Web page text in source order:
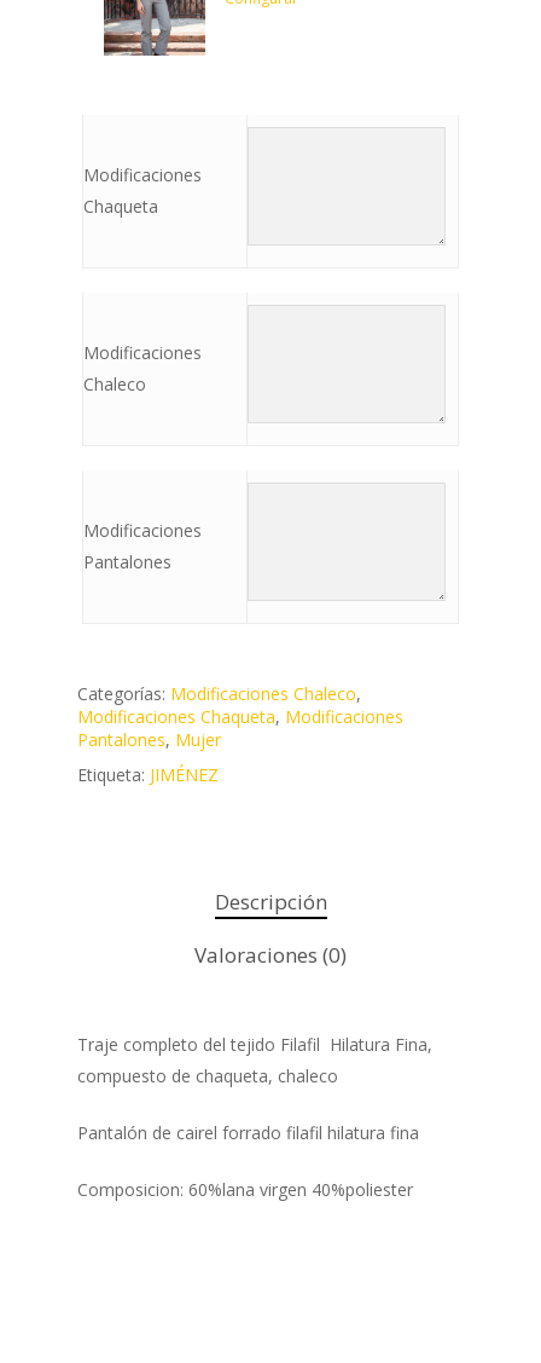
Modificaciones
Chaqueta
Modificaciones
Chaleco
Modificaciones
Pantalones
Categorías: Modificaciones Chaleco,
Modificaciones Chaqueta, Modificaciones
Pantalones, Mujer
Etiqueta: JIMÉNEZ
Descripción
Valoraciones (0)
Traje completo del tejido Filafil Hilatura Fina,
compuesto de chaqueta, chaleco
Pantalón de cairel forrado filafil hilatura fina
Composicion: 60%lana virgen 40%poliester